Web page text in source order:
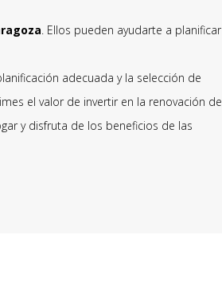
. Ellos pueden ayudarte a planificar
adecuada y la selección de
el valor de invertir en la renovación de
y disfruta de los beneficios de las